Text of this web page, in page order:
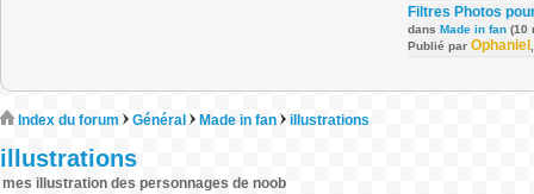
Filtres Photos
dans Made in fan (10
Publié par Ophaniel
Index du forum Général Made in fan illustrations
illustrations
mes illustration des personnages de noob